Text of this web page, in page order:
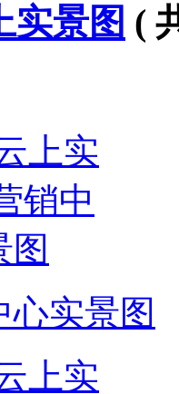
实景图 (
心实景图